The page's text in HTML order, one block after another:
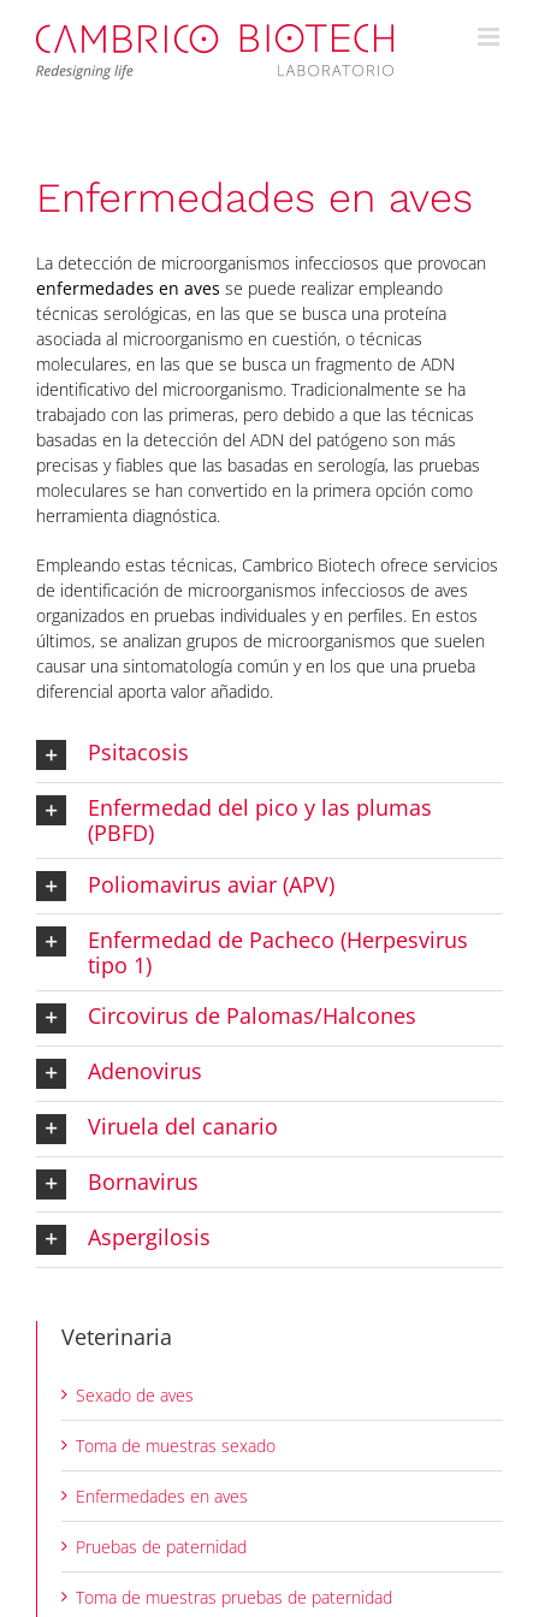
contenido
Enfermedades en aves
La detección de microorganismos infecciosos que provocan
enfermedades en aves se puede realizar empleando
técnicas serológicas, en las que se busca una proteína
asociada al microorganismo en cuestión, o técnicas
moleculares, en las que se busca un fragmento de ADN
identificativo del microorganismo. Tradicionalmente se ha
trabajado con las primeras, pero debido a que las técnicas
basadas en la detección del ADN del patógeno son más
precisas y fiables que las basadas en serología, las pruebas
moleculares se han convertido en la primera opción como
herramienta diagnóstica.
Empleando estas técnicas, Cambrico Biotech ofrece servicios
de identificación de microorganismos infecciosos de aves
organizados en pruebas individuales y en perfiles. En estos
últimos, se analizan grupos de microorganismos que suelen
causar una sintomatología común y en los que una prueba
diferencial aporta valor añadido.
Psitacosis
Enfermedad del pico y las plumas
(PBFD)
Poliomavirus aviar (APV)
Enfermedad de Pacheco (Herpesvirus
tipo 1)
Circovirus de Palomas/Halcones
Adenovirus
Viruela del canario
Bornavirus
Aspergilosis
Veterinaria
Sexado de aves
Toma de muestras sexado
Enfermedades en aves
Pruebas de paternidad
Toma de muestras pruebas de paternidad